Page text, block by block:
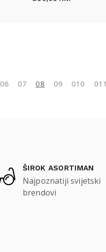
06 07 08 09 010 011
ŠIROK ASORTIMAN
Najpoznatiji svijetski
brendovi